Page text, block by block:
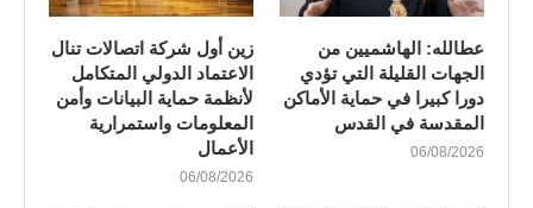
عطالله: الهاشميين من
الجهات القليلة التي تؤدي
دورا كبيرا في حماية الأماكن
المقدسة في القدس
06/08/2026
زين أول شركة اتصالات تنال
الاعتماد الدولي المتكامل
لأنظمة حماية البيانات وأمن
المعلومات واستمرارية
الأعمال
06/08/2026